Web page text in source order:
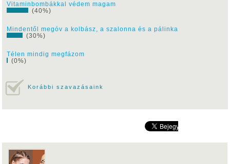
Vitaminbombákkal védem magam
(40%)
Mindentől megóv a kolbász, a szalonna és a pálinka
(30%)
Télen mindig megfázom
(0%)
Korábbi szavazásaink